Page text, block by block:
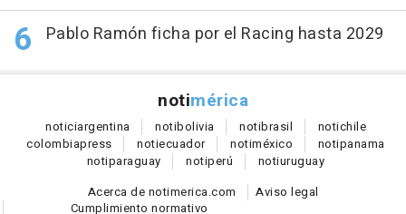
Pablo Ramón ficha por el Racing hasta 2029
notimérica
noticiargentina notibolivia notibrasil notichile
colombiapress notiecuador notiméxico notipanama
notiparaguay notiperú notiuruguay
Acerca de notimerica.com
Aviso legal
Cumplimiento normativo